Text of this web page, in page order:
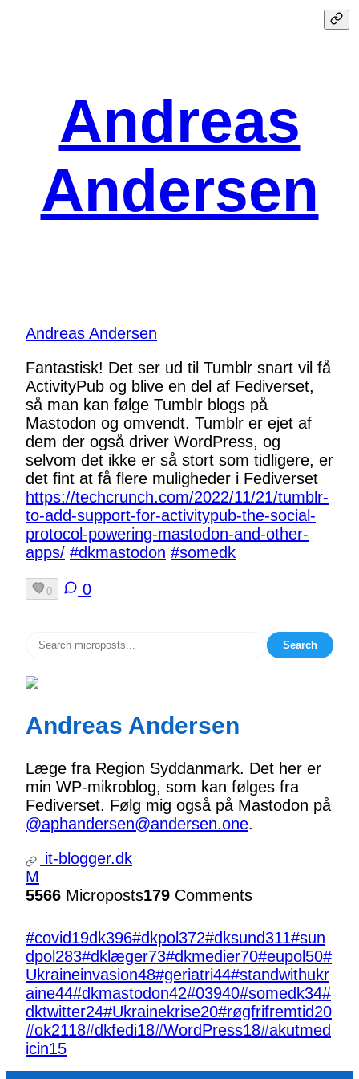
Andreas
Andersen
Andreas Andersen
Fantastisk! Det ser ud til Tumblr snart vil få
ActivityPub og blive en del af Fediverset,
så man kan følge Tumblr blogs på
Mastodon og omvendt. Tumblr er ejet af
dem der også driver WordPress, og
selvom det ikke er så stort som tidligere, er
det fint at få flere muligheder i Fediverset
https://techcrunch.com/2022/11/21/tumblr-
to-add-support-for-activitypub-the-social-
protocol-powering-mastodon-and-other-
apps/ #dkmastodon #somedk
0 0
Search
Andreas Andersen
Læge fra Region Syddanmark. Det her er
min WP-mikroblog, som kan følges fra
Fediverset. Følg mig også på Mastodon på
@aphandersen@andersen.one.
it-blogger.dk
M
5566 Microposts179 Comments
#covid19dk396#dkpol372#dksund311#sun
dpol 283#dklæger73#dkmedier70#eupol 50#
Ukraineinvasion48#geriatri44#standwithukr
aine44#dkmastodon42#03940#somedk34#
dktwitter24#Ukrainekrise20#røgfrifremtid20
#ok2118#dkfedi18#WordPress18#akutmed
icin15